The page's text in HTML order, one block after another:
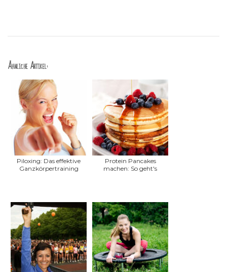
Ähnliche Artikel:
Piloxing: Das effektive
Ganzkörpertraining
Protein Pancakes
machen: So geht's